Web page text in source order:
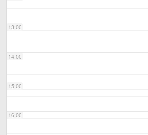
13:00
14:00
15:00
16:00